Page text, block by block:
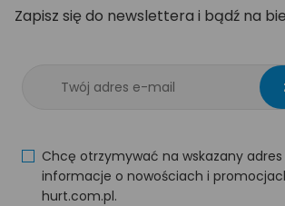
Zapisz się do newslettera i bądź na
Chcę otrzymywać na wskazany
informacje o nowościach i
hurt.com.pl.